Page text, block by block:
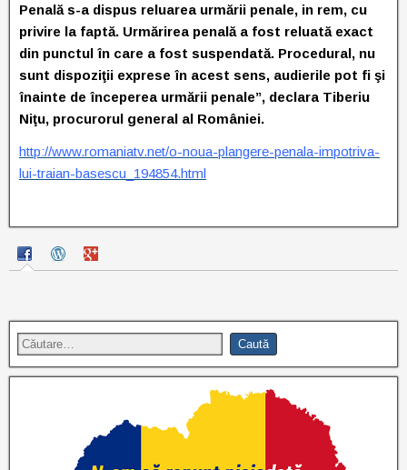
Penală s-a dispus reluarea urmării penale, in rem, cu
privire la faptă. Urmărirea penală a fost reluată exact
din punctul în care a fost suspendată. Procedural, nu
sunt dispoziţii exprese în acest sens, audierile pot fi şi
înainte de începerea urmării penale”, declara Tiberiu
Niţu, procurorul general al României.
http://www.romaniatv.net/o-noua-plangere-penala-impotriva-
lui-traian-basescu_194854.html